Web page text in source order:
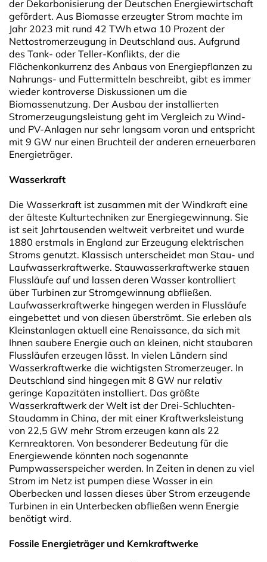
der Dekarbonisierung der Deutschen Energiewirtschaft
gefördert. Aus Biomasse erzeugter Strom machte im
Jahr 2023 mit rund 42 TWh etwa 10 Prozent der
Nettostromerzeugung in Deutschland aus. Aufgrund
des Tank- oder Teller-Konflikts, der die
Flächenkonkurrenz des Anbaus von Energiepflanzen zu
Nahrungs- und Futtermitteln beschreibt, gibt es immer
wieder kontroverse Diskussionen um die
Biomassenutzung. Der Ausbau der installierten
Stromerzeugungsleistung geht im Vergleich zu Wind-
und PV-Anlagen nur sehr langsam voran und entspricht
mit 9 GW nur einen Bruchteil der anderen erneuerbaren
Energieträger.
Wasserkraft
Die Wasserkraft ist zusammen mit der Windkraft eine
der älteste Kulturtechniken zur Energiegewinnung. Sie
ist seit Jahrtausenden weltweit verbreitet und wurde
1880 erstmals in England zur Erzeugung elektrischen
Stroms genutzt. Klassisch unterscheidet man Stau- und
Laufwasserkraftwerke. Stauwasserkraftwerke stauen
Flussläufe auf und lassen deren Wasser kontrolliert
über Turbinen zur Stromgewinnung abfließen.
Laufwasserkraftwerke hingegen werden in Flussläufe
eingebettet und von diesen überströmt. Sie erleben als
Kleinstanlagen aktuell eine Renaissance, da sich mit
Ihnen saubere Energie auch an kleinen, nicht staubaren
Flussläufen erzeugen lässt. In vielen Ländern sind
Wasserkraftwerke die wichtigsten Stromerzeuger. In
Deutschland sind hingegen mit 8 GW nur relativ
geringe Kapazitäten installiert. Das größte
Wasserkraftwerk der Welt ist der Drei-Schluchten-
Staudamm in China, der mit einer Kraftwerksleistung
von 22,5 GW mehr Strom erzeugen kann als 22
Kernreaktoren. Von besonderer Bedeutung für die
Energiewende könnten noch sogenannte
Pumpwasserspeicher werden. In Zeiten in denen zu viel
Strom im Netz ist pumpen diese Wasser in ein
Oberbecken und lassen dieses über Strom erzeugende
Turbinen in ein Unterbecken abfließen wenn Energie
benötigt wird.
Fossile Energieträger und Kernkraftwerke